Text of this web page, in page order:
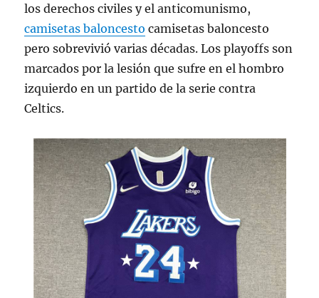
los derechos civiles y el anticomunismo,
camisetas baloncesto camisetas baloncesto
pero sobrevivió varias décadas. Los playoffs son
marcados por la lesión que sufre en el hombro
izquierdo en un partido de la serie contra
Celtics.